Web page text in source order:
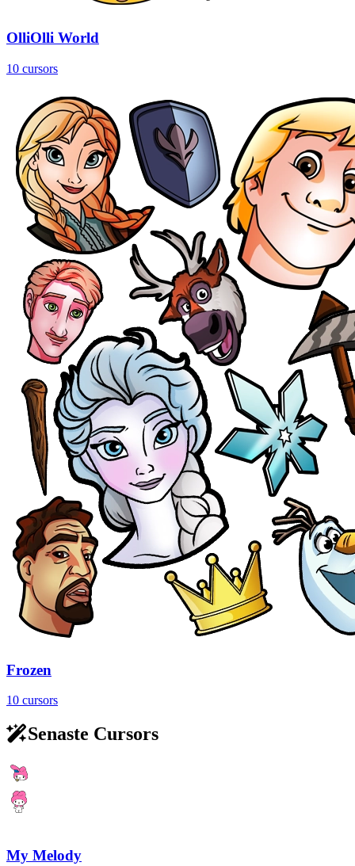
OlliOlli World
10 cursors
Frozen
10 cursors
Senaste Cursors
My Melody